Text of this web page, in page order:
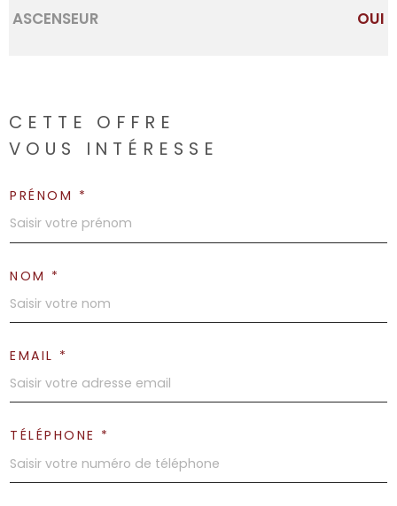
ASCENSEUR OUI
CETTE OFFRE
VOUS INTÉRESSE
PRÉNOM *
NOM *
EMAIL *
TÉLÉPHONE *